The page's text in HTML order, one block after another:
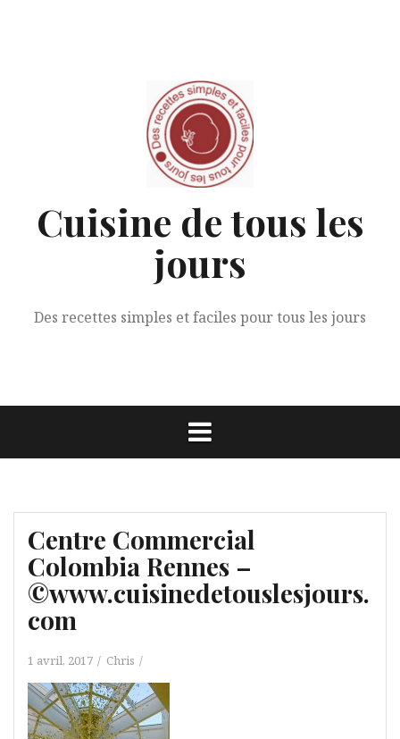
Cuisine de tous les
jours
Des recettes simples et faciles pour tous les jours
Centre Commercial
Colombia Rennes –
©www.cuisinedetouslesjours.
com
1 avril, 2017 Chris